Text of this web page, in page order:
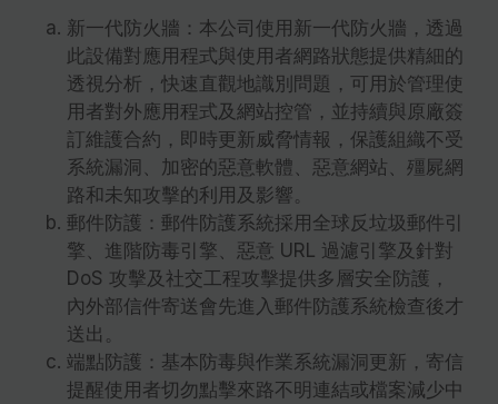
新一代防火牆：本公司使用新一代防火牆，透過
此設備對應用程式與使用者網路狀態提供精細的
透視分析，快速直觀地識別問題，可用於管理使
用者對外應用程式及網站控管，並持續與原廠簽
訂維護合約，即時更新威脅情報，保護組織不受
系統漏洞、加密的惡意軟體、惡意網站、殭屍網
路和未知攻擊的利用及影響。
郵件防護：郵件防護系統採用全球反垃圾郵件引
擎、進階防毒引擎、惡意 URL 過濾引擎及針對
DoS 攻擊及社交工程攻擊提供多層安全防護，
內外部信件寄送會先進入郵件防護系統檢查後才
送出。
端點防護：基本防毒與作業系統漏洞更新，寄信
提醒使用者切勿點擊來路不明連結或檔案減少中